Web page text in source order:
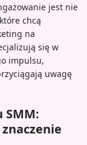
jest nie
chcą
na
się w
impulsu,
uwagę
SMM: